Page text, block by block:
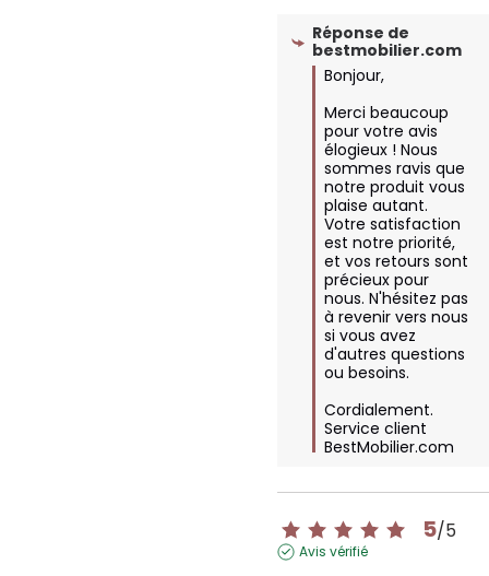
Réponse de
bestmobilier.com
Bonjour,
Merci beaucoup
pour votre avis
élogieux ! Nous
sommes ravis que
notre produit vous
plaise autant.
Votre satisfaction
est notre priorité,
et vos retours sont
précieux pour
nous. N'hésitez pas
à revenir vers nous
si vous avez
d'autres questions
ou besoins.
Cordialement.
Service client
BestMobilier.com
5/5
Avis vérifié